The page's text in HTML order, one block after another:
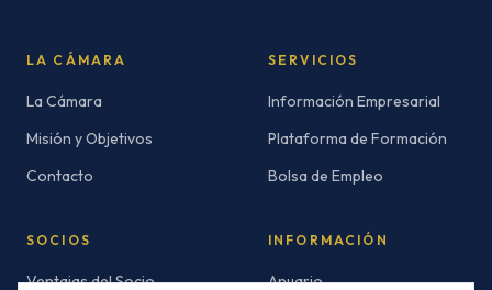
LA CÁMARA
La Cámara
Misión y Objetivos
Contacto
SERVICIOS
Información Empresarial
Plataforma de Formación
Bolsa de Empleo
SOCIOS
Ventajas del Socio
INFORMACIÓN
Anuario